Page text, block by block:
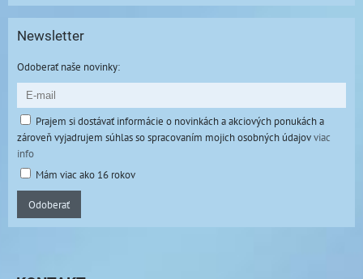
Newsletter
Odoberať naše novinky:
Prajem si dostávať informácie o novinkách a akciových ponukách a
zároveň vyjadrujem súhlas so spracovaním mojich osobných údajovviac
info
Mám viac ako 16 rokov
Odoberať